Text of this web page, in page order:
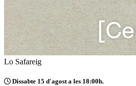
Lo Safareig
Dissabte 15 d'agost a les 18:00h.